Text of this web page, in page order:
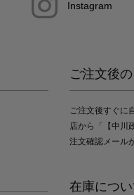
Instagram
ご注文後
ご注文後すぐに
店から「【中川
注文確認メール
在庫につい